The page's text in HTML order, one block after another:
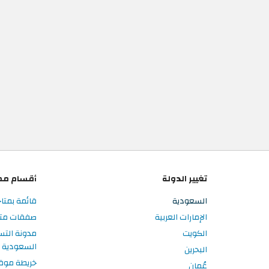
تغيير الدولة
السعودية
الإمارات العربية
الكويت
البحرين
عُمان
أقسام
قائمة
صفقات
مدونة
السعودية
خريطة